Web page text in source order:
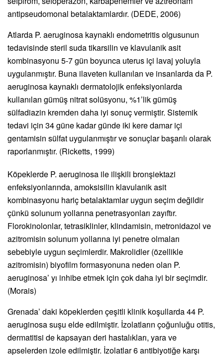
antipseudomonal betalaktamlardır. (DEDE, 2006)
Atlarda P. aeruginosa kaynaklı endometritis olgusunun
tedavisinde steril suda tikarsilin ve klavulanik asit
kombinasyonu 5-7 gün boyunca uterus içi lavaj yoluyla
uygulanmıştır. Buna ilaveten kullanılan ve insanlarda da P.
aeruginosa kaynaklı dermatolojik enfeksiyonlarda
kullanılan gümüş nitrat solüsyonu, %1’lik gümüş
sülfadiazin kremden daha iyi sonuç vermiştir. Sistemik
tedavi için 34 güne kadar günde iki kere damar içi
gentamisin sülfat uygulanmıştır ve sonuçlar başarılı olarak
raporlanmıştır. (Ricketts, 1999)
Köpeklerde P. aeruginosa ile ilişkili bronşiektazi
enfeksiyonlarında, amoksisilin klavulanik asit
kombinasyonu hariç betalaktamlar uygun seçim değildir
çünkü solunum yollarına penetrasyonları zayıftır.
Florokinolonlar, tetrasiklinler, klindamisin, metronidazol ve
azitromisin solunum yollarına iyi penetre olmaları
sebebiyle uygun seçimlerdir. Makrolidler (özellikle
azitromisin) biyofilm formasyonuna neden olan P.
aeruginosa’ yı inhibe etmek için çok daha iyi bir seçimdir.
(Morais)
Grenada’ daki köpeklerden çeşitli klinik koşullarda 44 P.
aeruginosa suşu elde edilmiştir. İzolatların çoğunluğu otitis,
dermatitisi de kapsayan deri hastalıkları, yara ve
apselerden izole edilmiştir. İzolatlar 6 antibiyotiğe karşı